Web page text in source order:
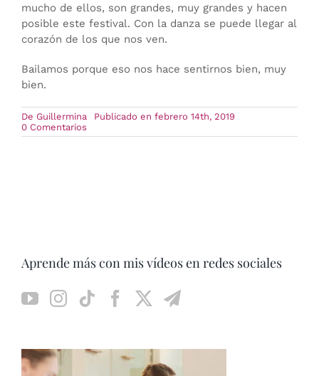
mucho de ellos, son grandes, muy grandes y hacen
posible este festival. Con la danza se puede llegar al
corazón de los que nos ven.
Bailamos porque eso nos hace sentirnos bien, muy
bien.
De Guillermina
Publicado en febrero 14th, 2019
0 Comentarioson
Festival
Aprende más con mis vídeos en redes sociales